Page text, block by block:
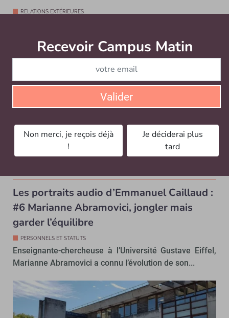
RELATIONS EXTÉRIEURES
Les portraits audio d’Emmanuel Caillaud :
#6 Marianne Abramovici, jongler mais
garder l’équilibre
PERSONNELS ET STATUTS
Enseignante-chercheuse à l’Université Gustave Eiffel,
Marianne Abramovici a connu l’évolution de son...
Recevoir Campus Matin
Valider
Non merci, je reçois déjà
!
Je déciderai plus
tard